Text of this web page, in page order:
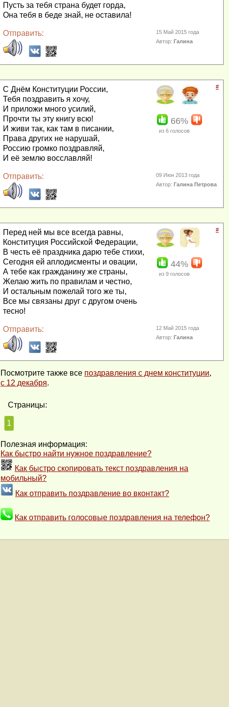
Пусть за тебя страна будет горда,
Она тебя в беде знай, не оставила!
Отправить:
15 Май 2015 года
Автор:Галина
С Днём Конституции России,
Тебя поздравить я хочу,
И приложи много усилий,
Прочти ты эту книгу всю!
И живи так, как там в писании,
Права других не нарушай,
Россию громко поздравляй,
И её землю восславляй!
#
66%
из 6 голосов
Отправить:
09 Июн 2013 года
Автор:Галина Петрова
Перед ней мы все всегда равны,
Конституция Российской Федерации,
В честь её праздника дарю тебе стихи,
Сегодня ей аплодисменты и овации,
А тебе как гражданину же страны,
Желаю жить по правилам и честно,
И остальным пожелай того же ты,
Все мы связаны друг с другом очень
тесно!
#
44%
из 9 голосов
Отправить:
12 Май 2015 года
Автор:Галина
Посмотрите также все поздравления с днем конституции,
с 12 декабря.
Страницы:
1
Полезная информация:
Как быстро найти нужное поздравление?
Как быстро скопировать текст поздравления на
мобильный?
Как отправить поздравление во вконтакт?
Как отправить голосовые поздравления на телефон?